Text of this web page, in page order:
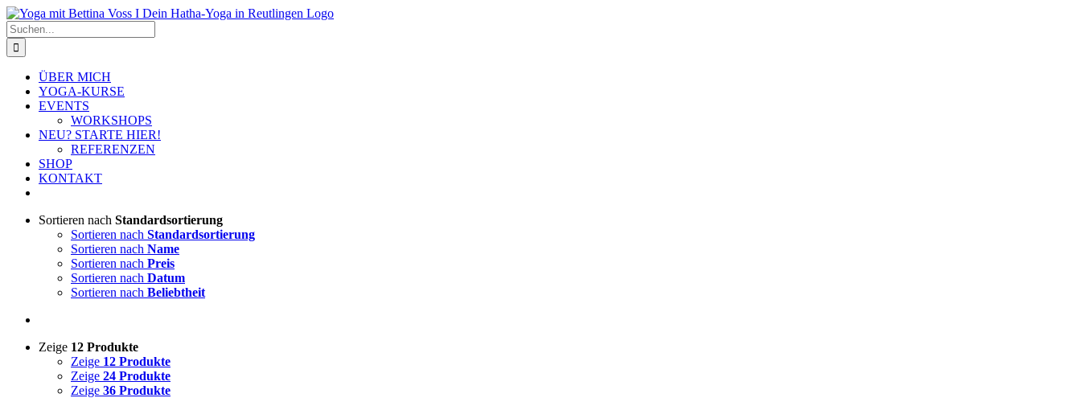
Zum
Inhalt
springen
Suche
nach:
ÜBER MICH
YOGA-KURSE
EVENTS
WORKSHOPS
NEU? STARTE HIER!
REFERENZEN
SHOP
KONTAKT
Sortieren nach Standardsortierung
Sortieren nach Standardsortierung
Sortieren nach Name
Sortieren nach Preis
Sortieren nach Datum
Sortieren nach Beliebtheit
Zeige 12 Produkte
Zeige 12 Produkte
Zeige 24 Produkte
Zeige 36 Produkte